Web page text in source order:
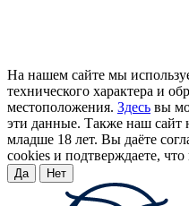
На нашем сайте мы
технического характера и
местоположения. Здесь вы
эти данные. Также наш сайт
младше 18 лет. Вы даёте
cookies и подтверждаете,
Да Нет